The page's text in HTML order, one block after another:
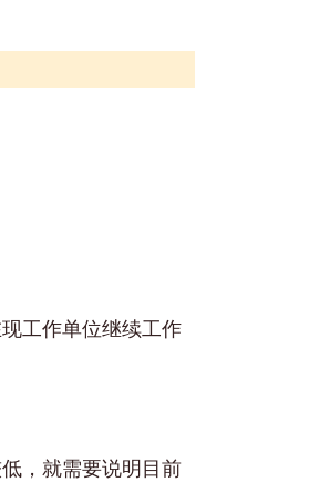
工作单位继续工作
，就需要说明目前